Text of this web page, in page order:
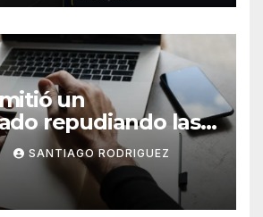
un
repudiando las
periodísticas
en Mar del
SANTIAGO RODRIGUEZ